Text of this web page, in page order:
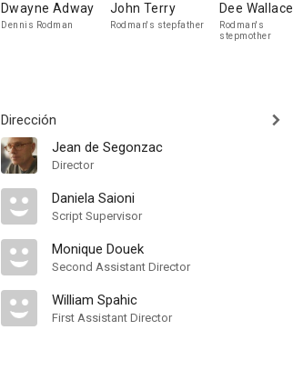
Dwayne Adway
Dennis Rodman
John Terry
Rodman's stepfather
Dee Wallace
Rodman's
stepmother
Dirección
Jean de Segonzac
Director
Daniela Saioni
Script Supervisor
Monique Douek
Second Assistant Director
William Spahic
First Assistant Director